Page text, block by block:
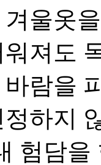
울옷
져도
람을
하지
험담